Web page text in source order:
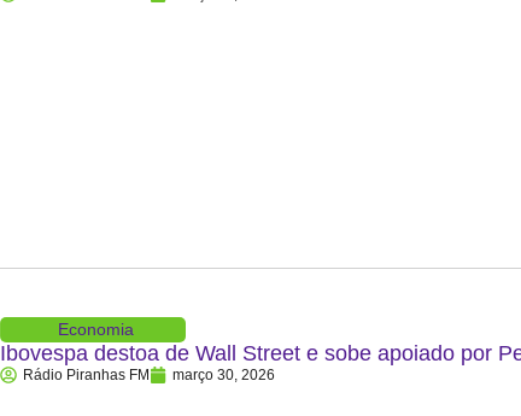
Economia
Ibovespa destoa de Wall Street e sobe apoiado por
Rádio Piranhas FM março 30, 2026